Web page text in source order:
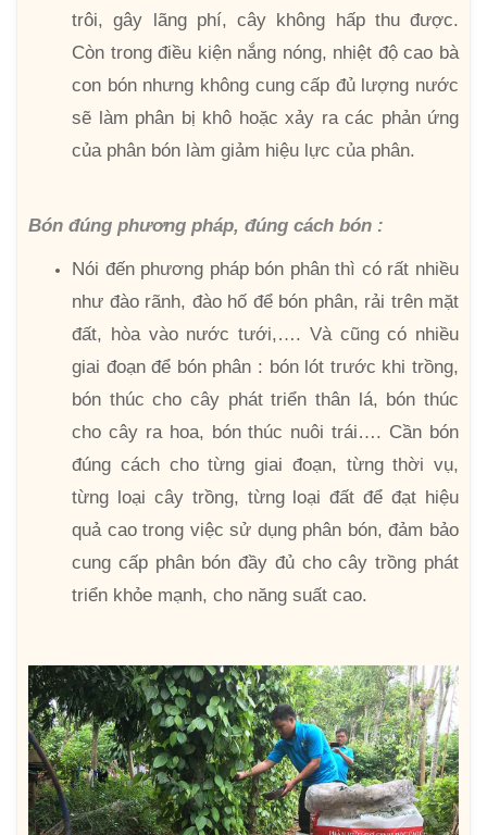
trôi, gây lãng phí, cây không hấp thu được.
Còn trong điều kiện nắng nóng, nhiệt độ cao bà
con bón nhưng không cung cấp đủ lượng nước
sẽ làm phân bị khô hoặc xảy ra các phản ứng
của phân bón làm giảm hiệu lực của phân.
Bón đúng phương pháp, đúng cách bón :
Nói đến phương pháp bón phân thì có rất nhiều
như đào rãnh, đào hố để bón phân, rải trên mặt
đất, hòa vào nước tưới,…. Và cũng có nhiều
giai đoạn để bón phân : bón lót trước khi trồng,
bón thúc cho cây phát triển thân lá, bón thúc
cho cây ra hoa, bón thúc nuôi trái…. Cần bón
đúng cách cho từng giai đoạn, từng thời vụ,
từng loại cây trồng, từng loại đất để đạt hiệu
quả cao trong việc sử dụng phân bón, đảm bảo
cung cấp phân bón đầy đủ cho cây trồng phát
triển khỏe mạnh, cho năng suất cao.